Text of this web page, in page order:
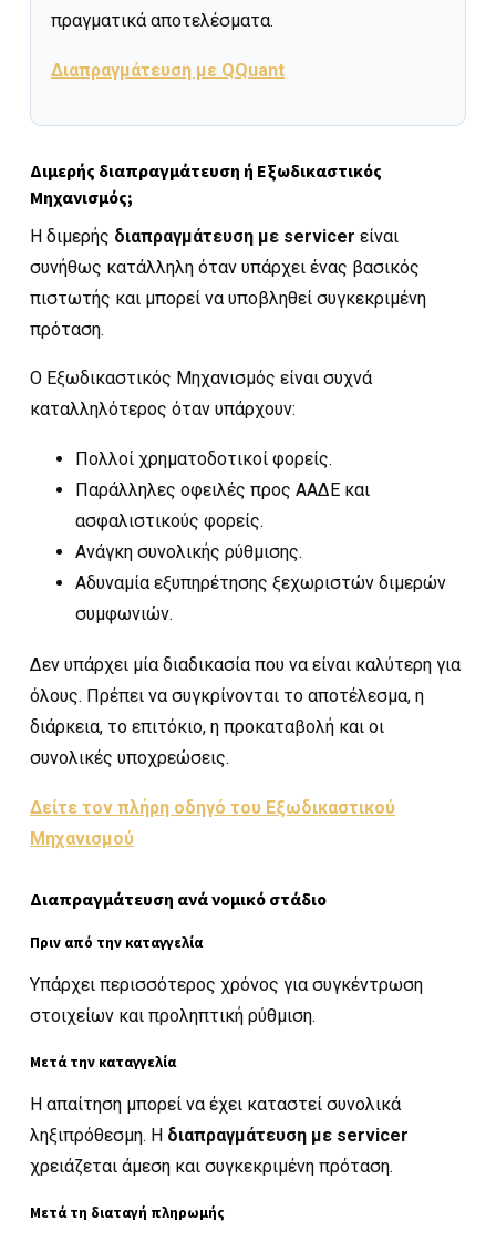
πραγματικά αποτελέσματα.
Διαπραγμάτευση με QQuant
Διμερής διαπραγμάτευση ή Εξωδικαστικός
Μηχανισμός;
Η διμερής διαπραγμάτευση με servicer είναι
συνήθως κατάλληλη όταν υπάρχει ένας βασικός
πιστωτής και μπορεί να υποβληθεί συγκεκριμένη
πρόταση.
Ο Εξωδικαστικός Μηχανισμός είναι συχνά
καταλληλότερος όταν υπάρχουν:
Πολλοί χρηματοδοτικοί φορείς.
Παράλληλες οφειλές προς ΑΑΔΕ και
ασφαλιστικούς φορείς.
Ανάγκη συνολικής ρύθμισης.
Αδυναμία εξυπηρέτησης ξεχωριστών διμερών
συμφωνιών.
Δεν υπάρχει μία διαδικασία που να είναι καλύτερη για
όλους. Πρέπει να συγκρίνονται το αποτέλεσμα, η
διάρκεια, το επιτόκιο, η προκαταβολή και οι
συνολικές υποχρεώσεις.
Δείτε τον πλήρη οδηγό του Εξωδικαστικού
Μηχανισμού
Διαπραγμάτευση ανά νομικό στάδιο
Πριν από την καταγγελία
Υπάρχει περισσότερος χρόνος για συγκέντρωση
στοιχείων και προληπτική ρύθμιση.
Μετά την καταγγελία
Η απαίτηση μπορεί να έχει καταστεί συνολικά
ληξιπρόθεσμη. Η διαπραγμάτευση με servicer
χρειάζεται άμεση και συγκεκριμένη πρόταση.
Μετά τη διαταγή πληρωμής